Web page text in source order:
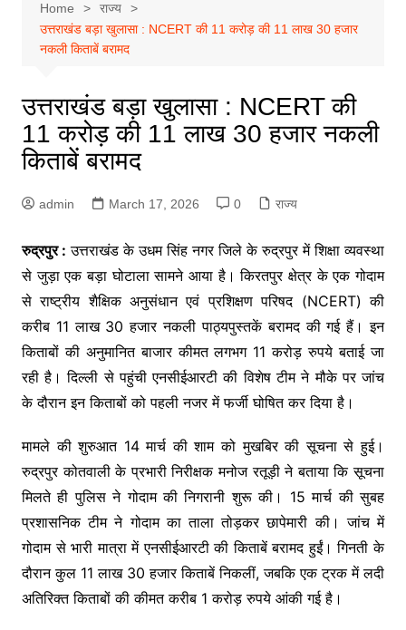
Home
राज्य
उत्तराखंड बड़ा खुलासा : NCERT की 11 करोड़ की 11 लाख 30 हजार
नकली किताबें बरामद
उत्तराखंड बड़ा खुलासा : NCERT की
11 करोड़ की 11 लाख 30 हजार नकली
किताबें बरामद
admin March 17, 2026 0 राज्य
रुद्रपुर : उत्तराखंड के उधम सिंह नगर जिले के रुद्रपुर में शिक्षा व्यवस्था
से जुड़ा एक बड़ा घोटाला सामने आया है। किरतपुर क्षेत्र के एक गोदाम
से राष्ट्रीय शैक्षिक अनुसंधान एवं प्रशिक्षण परिषद (NCERT) की
करीब 11 लाख 30 हजार नकली पाठ्यपुस्तकें बरामद की गई हैं। इन
किताबों की अनुमानित बाजार कीमत लगभग 11 करोड़ रुपये बताई जा
रही है। दिल्ली से पहुंची एनसीईआरटी की विशेष टीम ने मौके पर जांच
के दौरान इन किताबों को पहली नजर में फर्जी घोषित कर दिया है।
मामले की शुरुआत 14 मार्च की शाम को मुखबिर की सूचना से हुई।
रुद्रपुर कोतवाली के प्रभारी निरीक्षक मनोज रतूड़ी ने बताया कि सूचना
मिलते ही पुलिस ने गोदाम की निगरानी शुरू की। 15 मार्च की सुबह
प्रशासनिक टीम ने गोदाम का ताला तोड़कर छापेमारी की। जांच में
गोदाम से भारी मात्रा में एनसीईआरटी की किताबें बरामद हुईं। गिनती के
दौरान कुल 11 लाख 30 हजार किताबें निकलीं, जबकि एक ट्रक में लदी
अतिरिक्त किताबों की कीमत करीब 1 करोड़ रुपये आंकी गई है।